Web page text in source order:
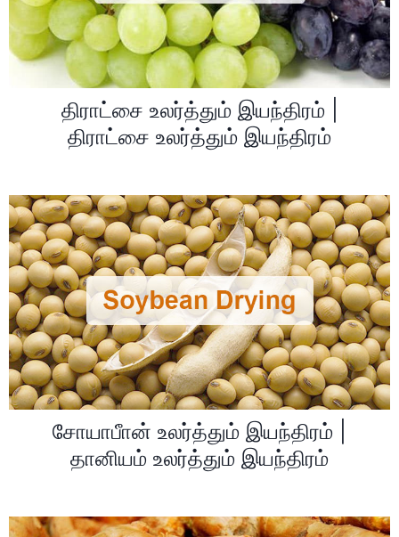
திராட்சை உலர்த்தும் இயந்திரம் |
திராட்சை உலர்த்தும் இயந்திரம்
சோயாபீான் உலர்த்தும் இயந்திரம் |
தானியம் உலர்த்தும் இயந்திரம்